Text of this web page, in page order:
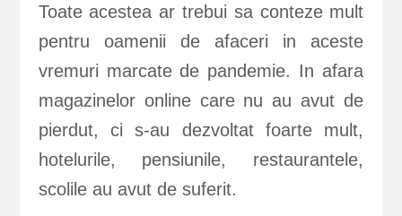
Toate acestea ar trebui sa conteze mult
pentru oamenii de afaceri in aceste
vremuri marcate de pandemie. In afara
magazinelor online care nu au avut de
pierdut, ci s-au dezvoltat foarte mult,
hotelurile, pensiunile, restaurantele,
scolile au avut de suferit.